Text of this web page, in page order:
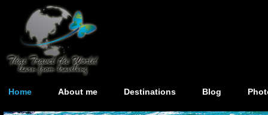
Home About me Destinations Blog